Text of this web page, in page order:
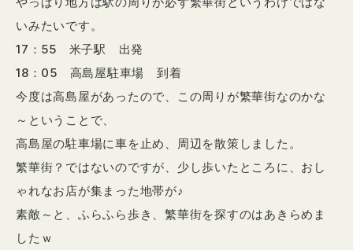
いみたいです。
17：55 米子駅 出発
18：05 高島屋駐車場 到着
今度は高島屋があったので、この周りが繁華街なのかな
～ということで、
高島屋の駐車場に車を止め、周辺を散策しました。
繁華街？ではないのですが、少し歩いたところに、おし
ゃれなお店が集まった地帯が♪
素敵～と、ふらふら歩き、繁華街を探すのはあきらめま
したｗ